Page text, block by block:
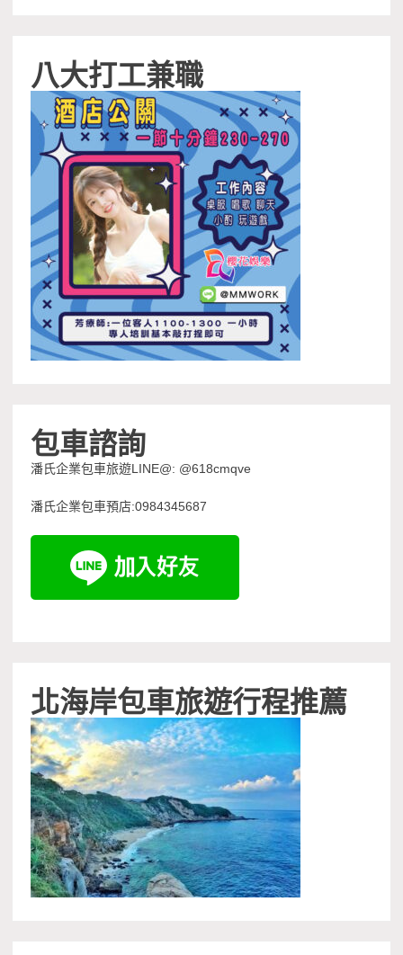
八大打工兼職
包車諮詢
潘氏企業包車旅遊LINE@: @618cmqve
潘氏企業包車預店:0984345687
北海岸包車旅遊行程推薦